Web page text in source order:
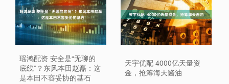
瑶鸿配资 安全是“无聊的
底线”？东风本田赵磊：这
是本田不容妥协的基石
天宇优配 4000亿天量资
金，抢筹海天酱油